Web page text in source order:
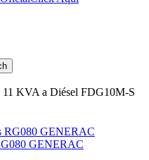
11 KVA a Diésel FDG10M-S
GENERAC